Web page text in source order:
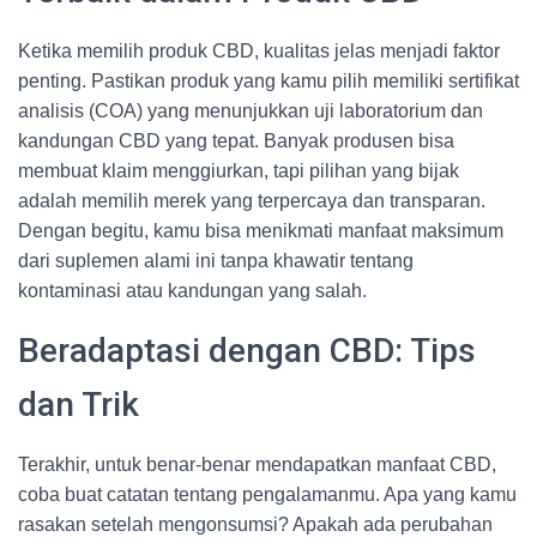
Ketika memilih produk CBD, kualitas jelas menjadi faktor
penting. Pastikan produk yang kamu pilih memiliki sertifikat
analisis (COA) yang menunjukkan uji laboratorium dan
kandungan CBD yang tepat. Banyak produsen bisa
membuat klaim menggiurkan, tapi pilihan yang bijak
adalah memilih merek yang terpercaya dan transparan.
Dengan begitu, kamu bisa menikmati manfaat maksimum
dari suplemen alami ini tanpa khawatir tentang
kontaminasi atau kandungan yang salah.
Beradaptasi dengan CBD: Tips
dan Trik
Terakhir, untuk benar-benar mendapatkan manfaat CBD,
coba buat catatan tentang pengalamanmu. Apa yang kamu
rasakan setelah mengonsumsi? Apakah ada perubahan